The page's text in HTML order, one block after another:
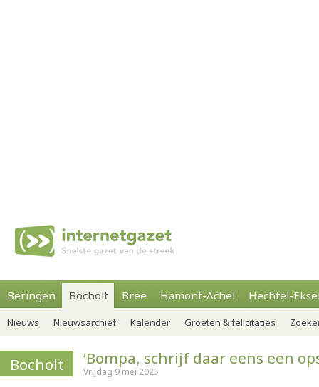
Beringen Bocholt Bree Hamont-Achel Hechtel-
Nieuws Nieuwsarchief Kalender Groeten & felicitaties
Bocholt ‘Bompa, schrijf daar eens een
Vrijdag 9 mei 2025